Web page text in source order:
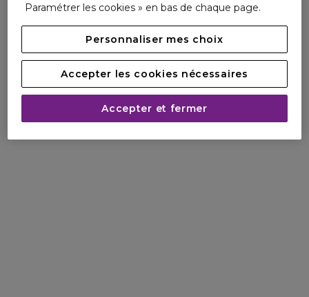
Paramétrer les cookies » en bas de chaque page.
Personnaliser mes choix
Accepter les cookies nécessaires
Accepter et fermer